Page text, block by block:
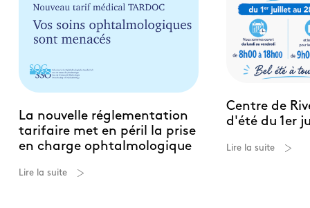
La nouvelle réglementation
tarifaire met en péril la prise
en charge ophtalmologique
Lire la suite
Centre de
d'été du 1er
Lire la suite